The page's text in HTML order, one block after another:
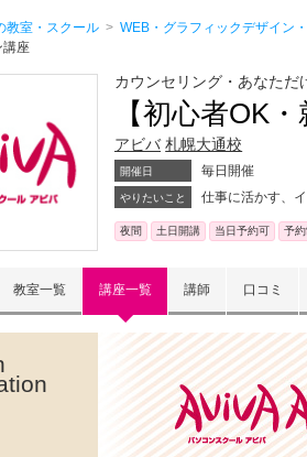
教室・スクール WEB・グラフィックデザイン
講座
カウンセリング・あなただ
【初心者OK
アビバ 札幌大通校
開催日 毎日開催
やりたいこと 仕事に活かす、
夜間 土日開講 当日予約可 予約
教室一覧 講座一覧 講師 口コミ